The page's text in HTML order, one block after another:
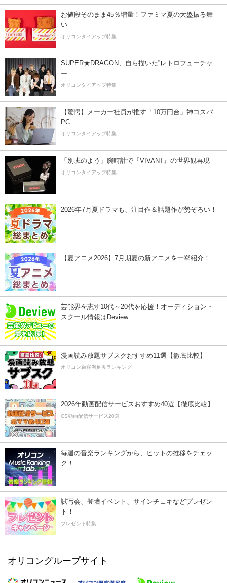
お値段そのまま45％増量！ファミマ夏の大盤振る舞
い
オリコンタイアップ特集
SUPER★DRAGON、自ら描いた”レトロフューチャ
ー”
オリコンタイアップ特集
【驚愕】メーカー社員が推す「10万円台」神コスパ
PC
オリコンタイアップ特集
「別班のよう」腕時計で『VIVANT』の世界観再現
オリコンタイアップ特集
2026年7月夏ドラマも、注目作＆話題作が勢ぞろい！
【夏アニメ2026】7月期夏の新アニメを一挙紹介！
芸能界を志す10代～20代を応援！オーディション・
スクール情報はDeview
漫画読み放題サブスクおすすめ11選【徹底比較】
オリコン顧客満足度ランキング
2026年動画配信サービスおすすめ40選【徹底比較】
CS動画配信サービス20選
毎週の音楽ランキングから、ヒットの推移をチェッ
ク！
試写会、登壇イベント、サインチェキなどプレゼン
ト！
プレゼント特集
オリコングループサイト